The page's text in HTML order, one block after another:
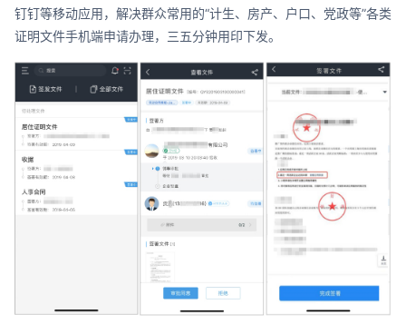
钉钉等移动应用，解决群众常用的“计生、房产、户口、党政等”各类
证明文件手机端申请办理，三五分钟用印下发。